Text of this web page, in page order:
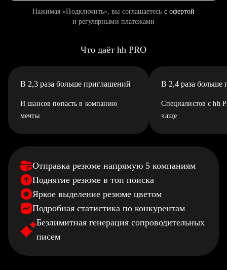
Нажимая «Подключить», вы соглашаетесь с офертой
и регулярными платежами
Что даёт hh PRO
В 2,3 раза больше приглашений
И шансов попасть в компанию
мечты
В 2,4 раза больше
Специалистов с hh
чаще
Отправка резюме напрямую 5 компаниям
Поднятие резюме в топ поиска
Яркое выделение резюме цветом
Подробная статистика по конкурентам
Безлимитная генерация сопроводительных
писем